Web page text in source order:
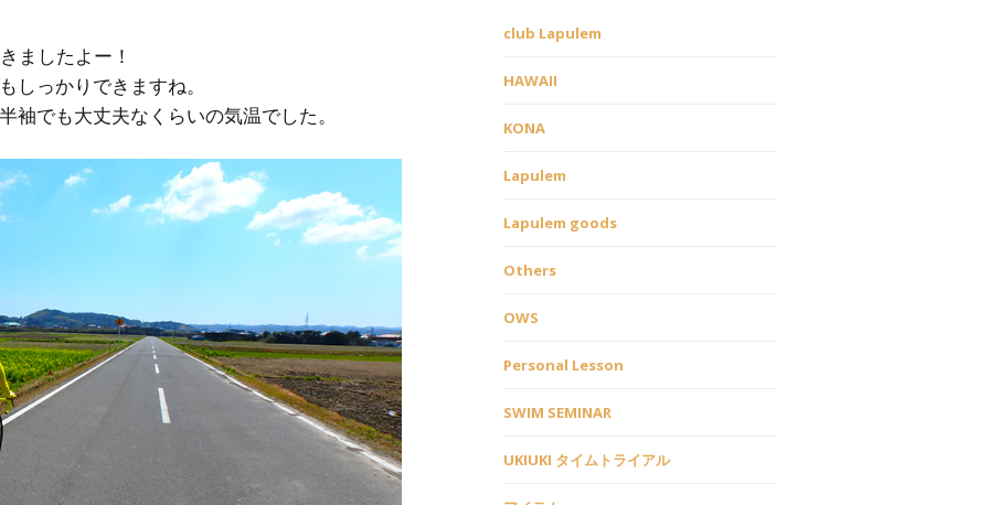
ましたよー！
しっかりできますね。
でも大丈夫なくらいの気温でした。
club Lapulem
HAWAII
KONA
Lapulem
Lapulem goods
Others
OWS
Personal Lesson
SWIM SEMINAR
UKIUKI タイムトライアル